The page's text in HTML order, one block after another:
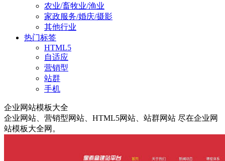
农业/畜牧业/渔业
家政服务/婚庆/摄影
其他行业
热门标签
HTML5
自适应
营销型
站群
手机
企业网站模板大全
企业网站
营销型网站 HTML5网站 站群网站 尽在企业网
站模板大全网。